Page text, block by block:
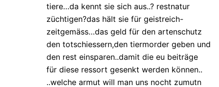
tiere…da kennt sie sich aus..? restnatur
züchtigen?das hält sie für geistreich-
zeitgemäss…das geld für den artenschutz
den totschiessern,den tiermorder geben und
den rest einsparen..damit die eu beiträge
für diese ressort gesenkt werden können..
..welche armut will man uns nocht zumutn